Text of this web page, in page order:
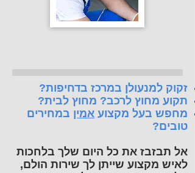
זקוק למנעולן במרכז בדחיפות?
תקוע מחוץ לרכב? מחוץ לבית?
מחפש בעל מקצוע אמין במחירים
טובים?
אל תבזבז את כל היום שלך בלחכות
לאיש מקצוע שייתן לך שירות הולם,